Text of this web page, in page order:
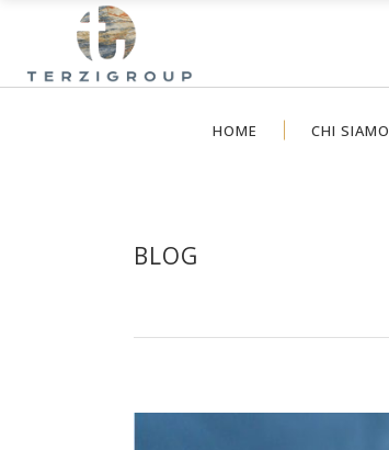
HOME CHI SIAMO
BLOG